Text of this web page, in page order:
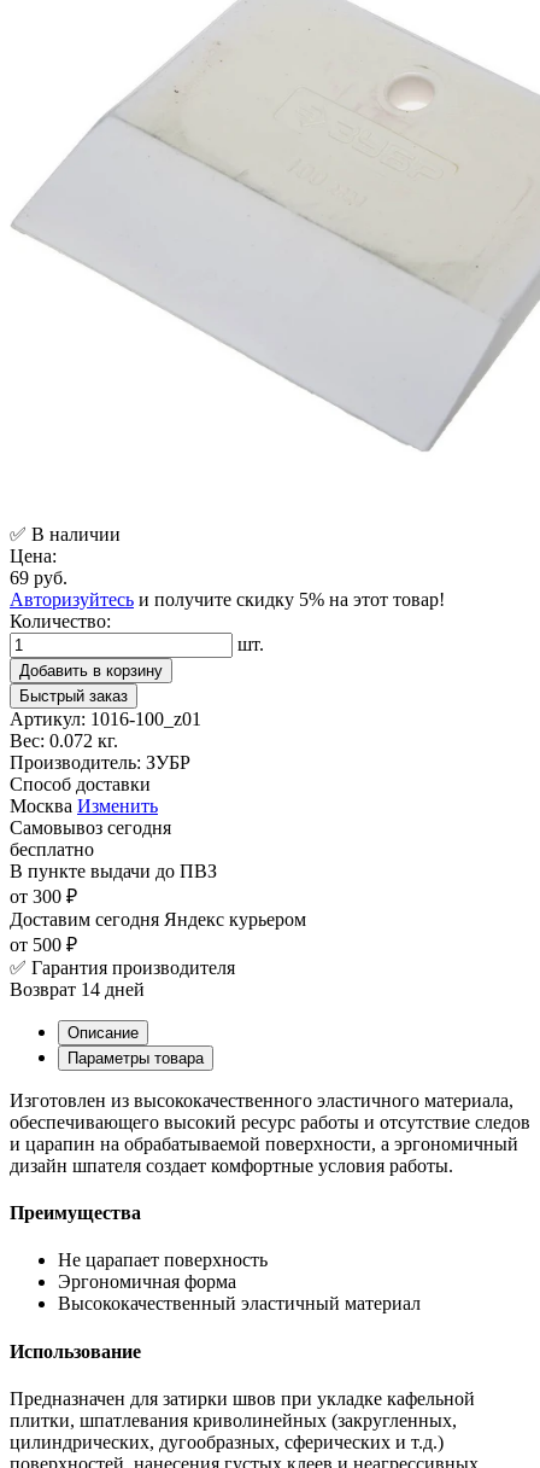
✅ В наличии
Цена:
69 руб.
Авторизуйтесь и получите скидку 5% на этот товар!
Количество:
шт.
Добавить в корзину
Быстрый заказ
Артикул: 1016-100_z01
Вес: 0.072 кг.
Производитель: ЗУБР
Способ доставки
Москва Изменить
Самовывоз сегодня
бесплатно
В пункте выдачи до ПВЗ
от 300 ₽
Доставим сегодня Яндекс курьером
от 500 ₽
✅ Гарантия производителя
Возврат 14 дней
Описание
Параметры товара
Изготовлен из высококачественного эластичного материала,
обеспечивающего высокий ресурс работы и отсутствие следов
и царапин на обрабатываемой поверхности, а эргономичный
дизайн шпателя создает комфортные условия работы.
Преимущества
Не царапает поверхность
Эргономичная форма
Высококачественный эластичный материал
Использование
Предназначен для затирки швов при укладке кафельной
плитки, шпатлевания криволинейных (закругленных,
цилиндрических, дугообразных, сферических и т.д.)
поверхностей, нанесения густых клеев и неагрессивных